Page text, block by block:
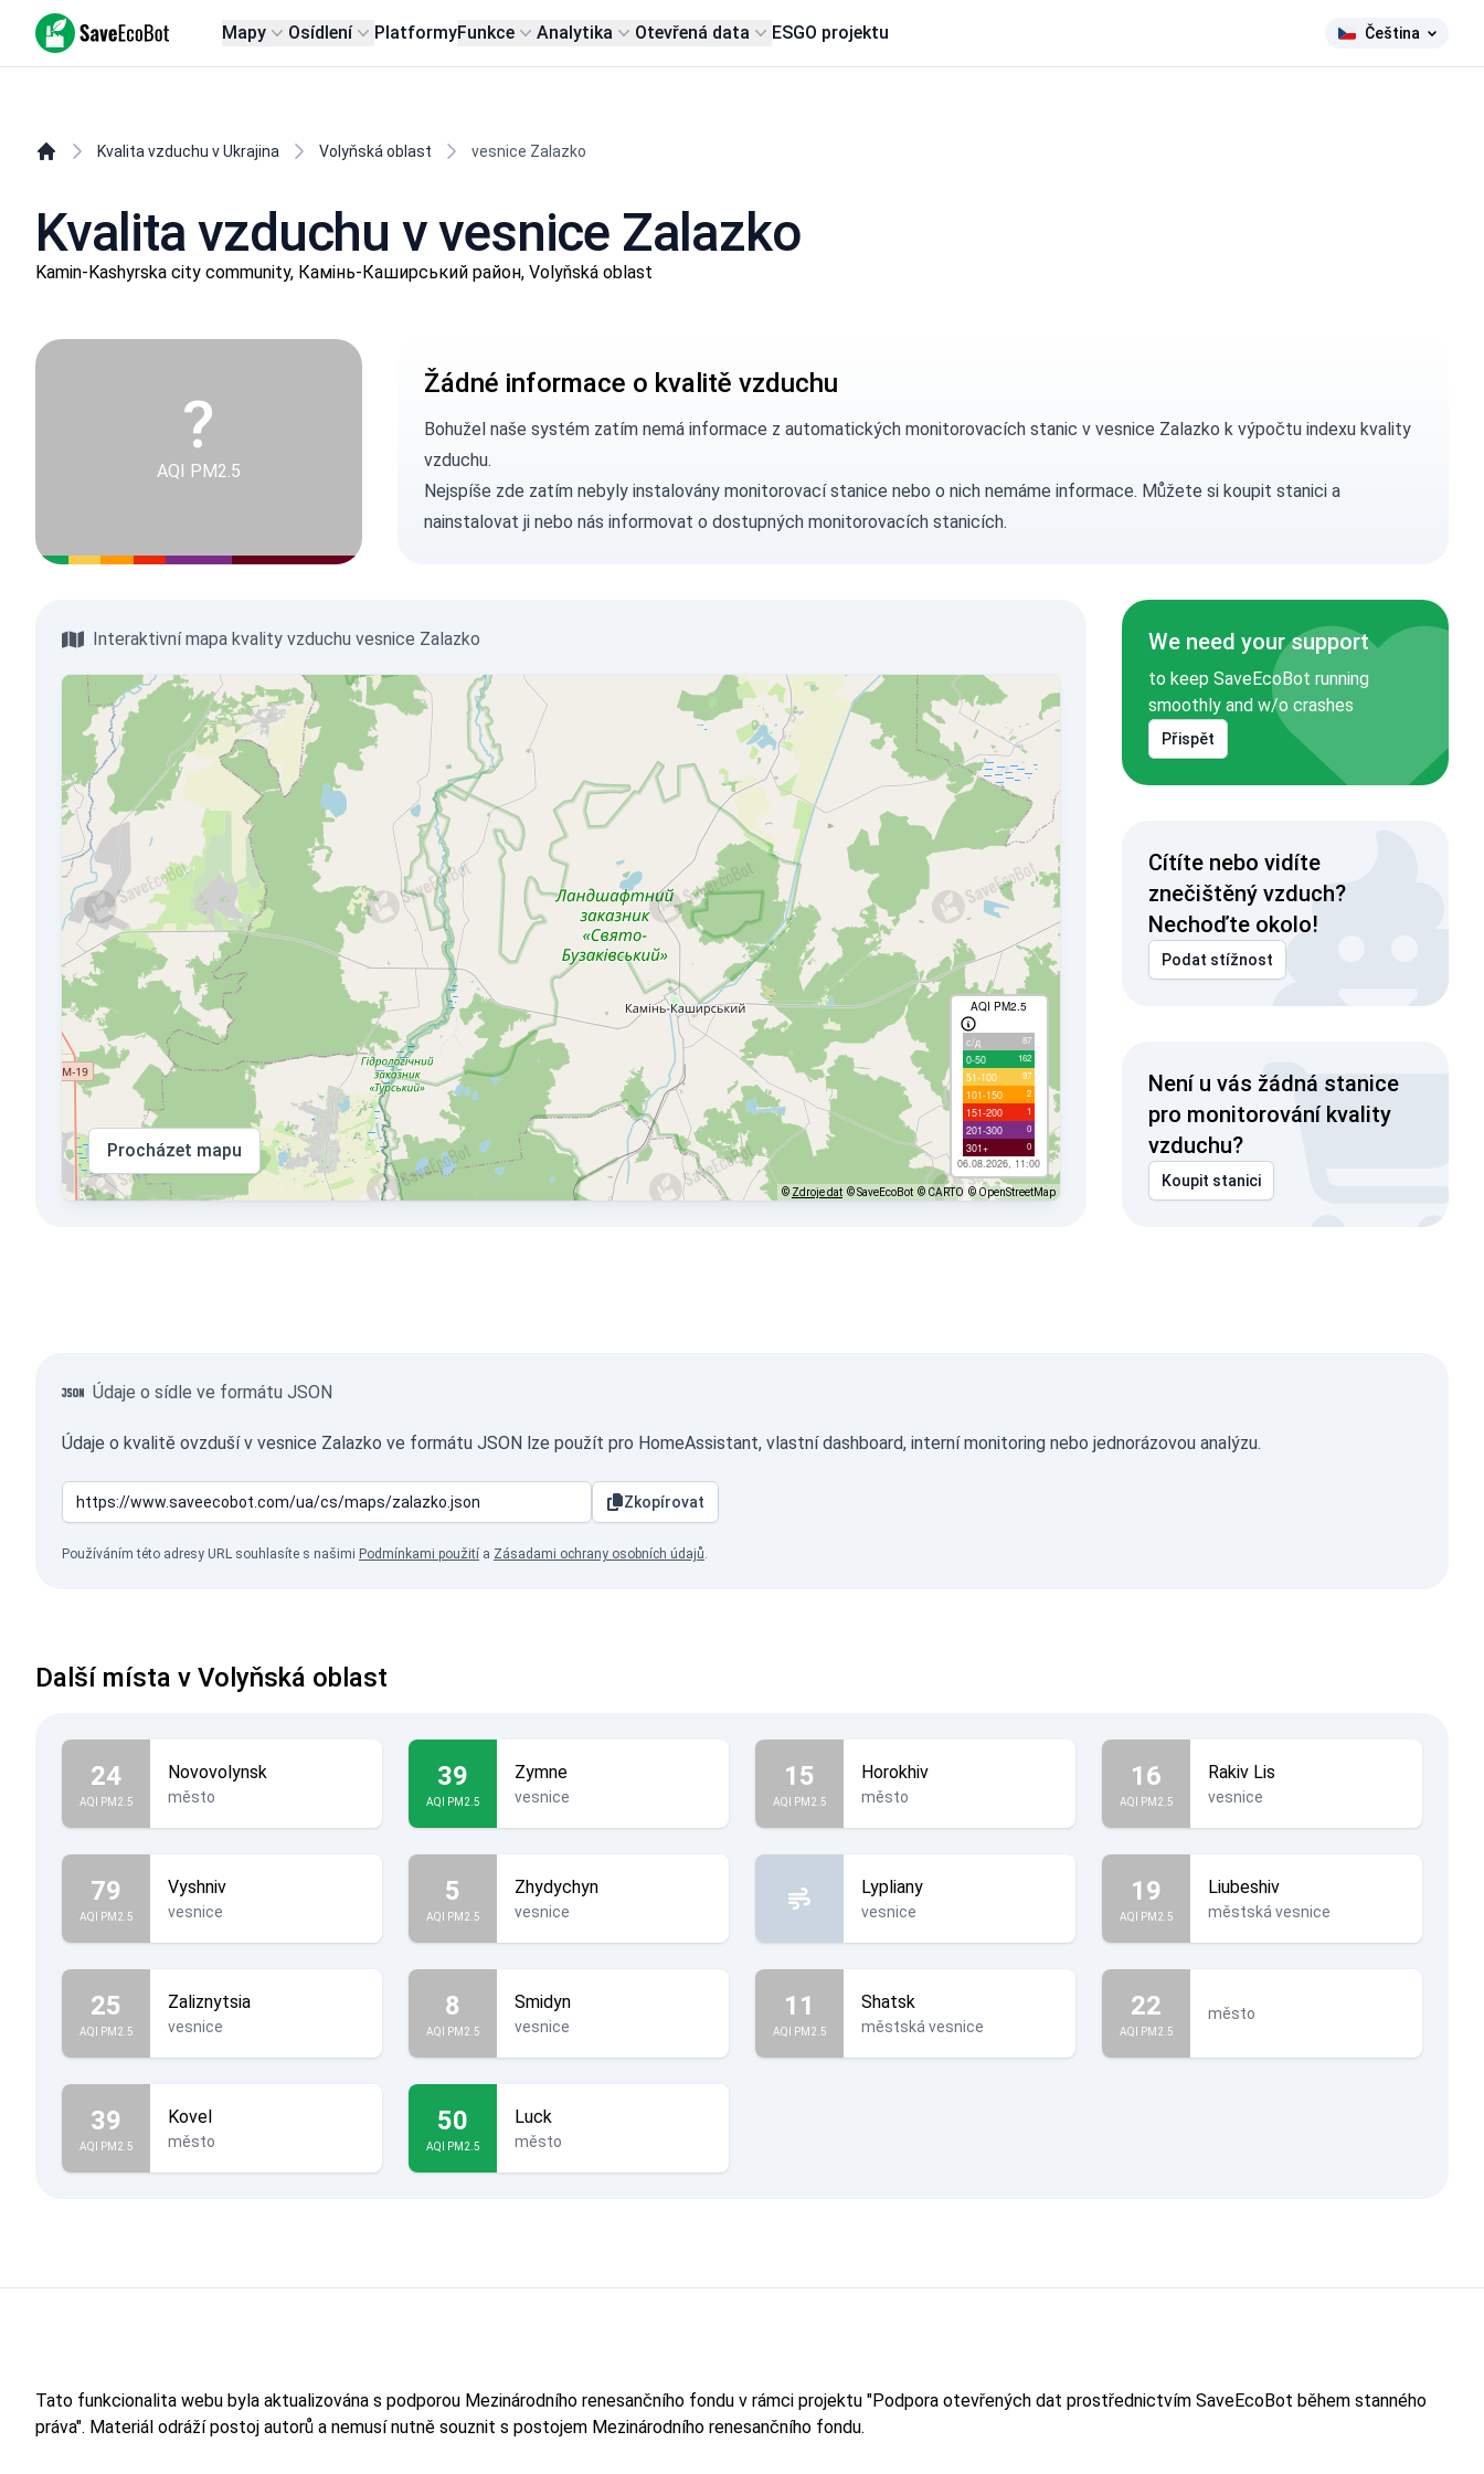
SaveEcoBot Mapy Osídlení PlatformyFunkce Analytika Otevřená data ESGO projektu Čeština
Kvalita vzduchu v Ukrajina Volyňská oblast vesnice Zalazko
Kvalita vzduchu v vesnice Zalazko
Kamin-Kashyrska city community, Камінь-Каширський район, Volyňská oblast
?
AQI PM2.5
Žádné informace o kvalitě vzduchu
Bohužel naše systém zatím nemá informace z automatických monitorovacích stanic v vesnice Zalazko k výpočtu indexu kvality
vzduchu.
Nejspíše zde zatím nebyly instalovány monitorovací stanice nebo o nich nemáme informace. Můžete si koupit stanicia
nainstalovat ji nebo nás informovat o dostupných monitorovacích stanicích.
Interaktivní mapa kvality vzduchu vesnice Zalazko
AQI PM2.5
с/д 87
0-50 162
51-100 97
101-150 2
151-200 1
201-300 0
301+ 0
06.08.2026, 11:00
Procházet mapu
© Zdroje dat © SaveEcoBot © CARTO © OpenStreetMap
We need your support
to keep SaveEcoBot running
smoothly and w/o crashes
Přispět
Cítíte nebo vidíte
znečištěný vzduch?
Nechoďte okolo!
Podat stížnost
Není u vás žádná stanice
pro monitorování kvality
vzduchu?
Koupit stanici
Údaje o sídle ve formátu JSON
Údaje o kvalitě ovzduší v vesnice Zalazko ve formátu JSON lze použít pro HomeAssistant, vlastní dashboard, interní monitoring nebo jednorázovou analýzu.
Zkopírovat
Používáním této adresy URL souhlasíte s našimi Podmínkami použití a Zásadami ochrany osobních údajů.
Další místa v Volyňská oblast
24
AQI PM2.5
Novovolynsk
město
39
AQI PM2.5
Zymne
vesnice
15
AQI PM2.5
Horokhiv
město
16
AQI PM2.5
Rakiv Lis
vesnice
79
AQI PM2.5
Vyshniv
vesnice
5
AQI PM2.5
Zhydychyn
vesnice
Lypliany
vesnice
19
AQI PM2.5
Liubeshiv
městská vesnice
25
AQI PM2.5
Zaliznytsia
vesnice
8
AQI PM2.5
Smidyn
vesnice
11
AQI PM2.5
Shatsk
městská vesnice
22
AQI PM2.5
město
39
AQI PM2.5
Kovel
město
50
AQI PM2.5
Luck
město
Tato funkcionalita webu byla aktualizována s podporou Mezinárodního renesančního fondu v rámci projektu "Podpora otevřených dat prostřednictvím SaveEcoBot během stanného
práva". Materiál odráží postoj autorů a nemusí nutně souznit s postojem Mezinárodního renesančního fondu.